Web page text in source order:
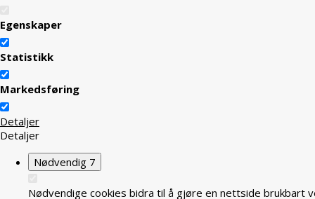
Egenskaper
Statistikk
Markedsføring
Detaljer
Detaljer
Nødvendig 7
Nødvendige cookies bidra til å gjøre en nettside brukbart